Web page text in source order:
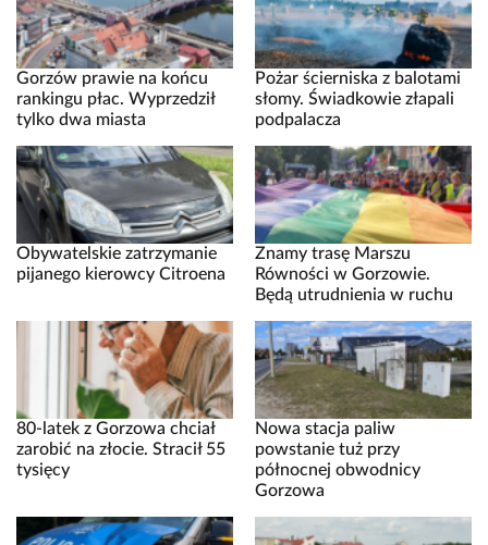
Gorzów prawie na końcu
rankingu płac. Wyprzedził
tylko dwa miasta
Pożar ścierniska z balotami
słomy. Świadkowie złapali
podpalacza
Obywatelskie zatrzymanie
pijanego kierowcy Citroena
Znamy trasę Marszu
Równości w Gorzowie.
Będą utrudnienia w ruchu
80-latek z Gorzowa chciał
zarobić na złocie. Stracił 55
tysięcy
Nowa stacja paliw
powstanie tuż przy
północnej obwodnicy
Gorzowa